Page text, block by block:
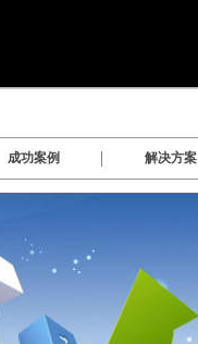
成功案例 解决方案